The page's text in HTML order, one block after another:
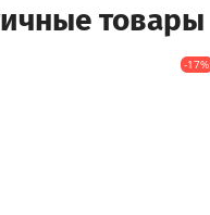
товары
-17%